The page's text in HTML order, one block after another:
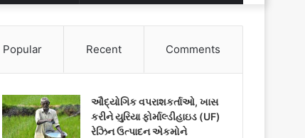
for
Popular Recent Comments
ઔદ્યોગિક વપરાશકર્તાઓ, ખાસ
કરીને યુરિયા ફોર્માલ્ડીહાઇડ (UF)
રેઝિન ઉત્પાદન એકમોને